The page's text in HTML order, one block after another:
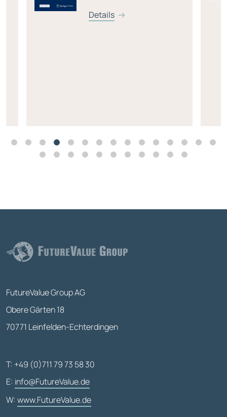
Details
FutureValue Group AG
Obere Gärten 18
70771 Leinfelden-Echterdingen
T: +49 (0)711 79 73 58 30
E: info@FutureValue.de
W: www.FutureValue.de